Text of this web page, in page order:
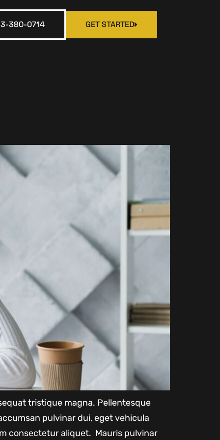
380-0714 GET STARTED
tristique magna. Pellentesque
pulvinar dui, eget vehicula
consectetur aliquet. Mauris pulvinar